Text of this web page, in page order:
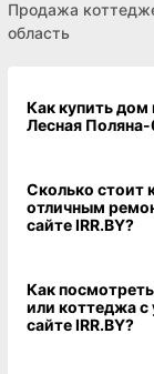
Продажа
область
Как купить дом или коттедж
Лесная Поляна-
Сколько стоит
отличным
сайте IRR.BY?
Как
или коттеджа с
сайте IRR.BY?